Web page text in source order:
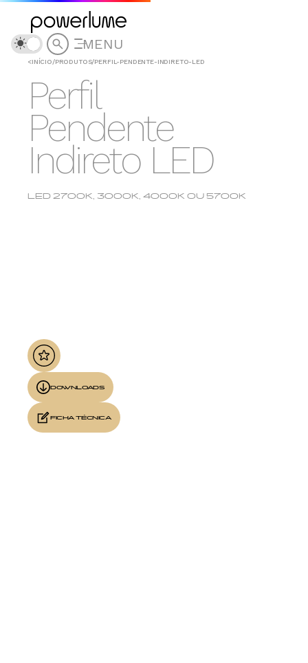
MENU
<INÍCIO/PRODUTOS/PERFIL-PENDENTE-INDIRETO-LED
Perfil
Pendente
Indireto LED
LED 2700K, 3000K, 4000K OU 5700K
DOWNLOADS
FICHA TÉCNICA